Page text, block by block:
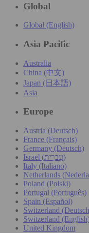
Global
Global (English)
Asia Pacific
Australia
China (中文)
Japan (日本語)
Asia
Europe
Austria (Deutsch)
France (Français)
Germany (Deutsch)
Israel (עִברִית)
Italy (Italiano)
Netherlands
Poland (Polski)
Portugal (Português)
Spain (Español)
Switzerland
Switzerland
United Kingdom